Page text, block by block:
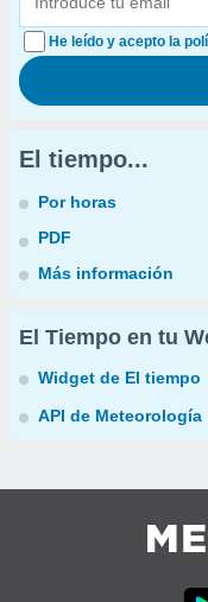
He leído y acepto la
El tiempo...
Por horas
PDF
Más información
El Tiempo en tu
Widget de El tiempo
API de Meteorología